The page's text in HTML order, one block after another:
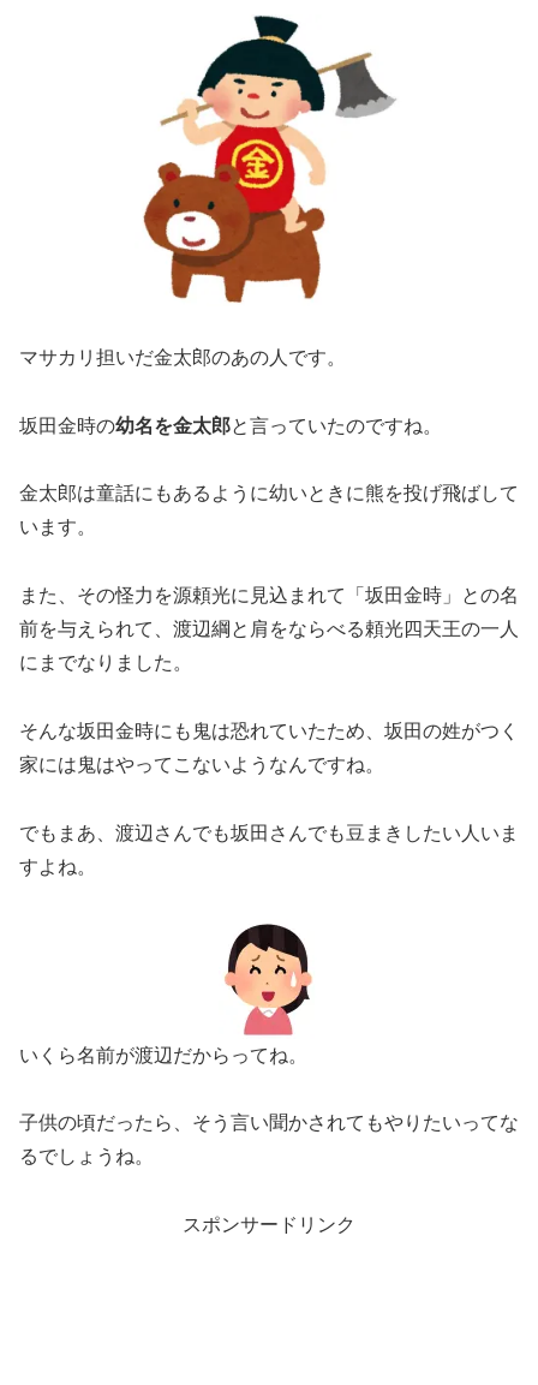
マサカリ担いだ金太郎のあの人です。
坂田金時の幼名を金太郎と言っていたのですね。
金太郎は童話にもあるように幼いときに熊を投げ飛ばして
います。
また、その怪力を源頼光に見込まれて「坂田金時」との名
前を与えられて、渡辺綱と肩をならべる頼光四天王の一人
にまでなりました。
そんな坂田金時にも鬼は恐れていたため、坂田の姓がつく
家には鬼はやってこないようなんですね。
でもまあ、渡辺さんでも坂田さんでも豆まきしたい人いま
すよね。
いくら名前が渡辺だからってね。
子供の頃だったら、そう言い聞かされてもやりたいってな
るでしょうね。
スポンサードリンク